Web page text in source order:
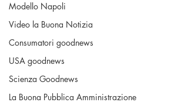
Modello Napoli
Video la Buona Notizia
Consumatori goodnews
USA goodnews
Scienza Goodnews
La Buona Pubblica Amministrazione